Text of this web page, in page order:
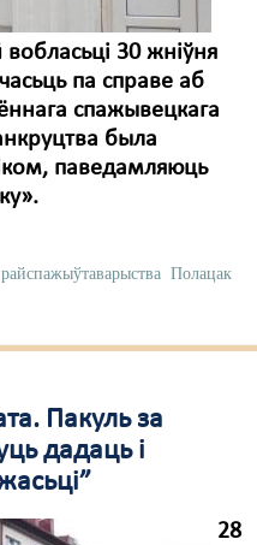
30 жніўня
па справе аб
спажывецкага
была
паведамляюць
райспажыўтаварыства Полацак
Пакуль за
дадаць і
28